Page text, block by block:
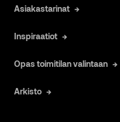
Asiakastarinat
Inspiraatiot
Opas toimitilan valintaan
Arkisto